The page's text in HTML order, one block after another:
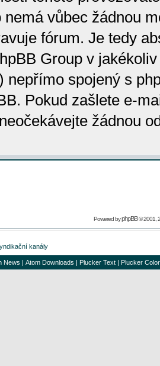
nemá vůbec žádnou
fórum. Je tedy
Group v
nepřímo spojený s
Pokud zašlete e-
žádnou
Powered byphpBB© 2001,
kanály
News | Atom Downloads | Plucker Text | Plucker Color